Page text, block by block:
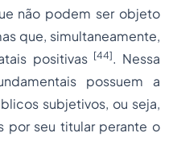
não podem ser objeto
que, simultaneamente,
positivas [44]. Nessa
possuem a
subjetivos, ou seja,
por seu titular perante o